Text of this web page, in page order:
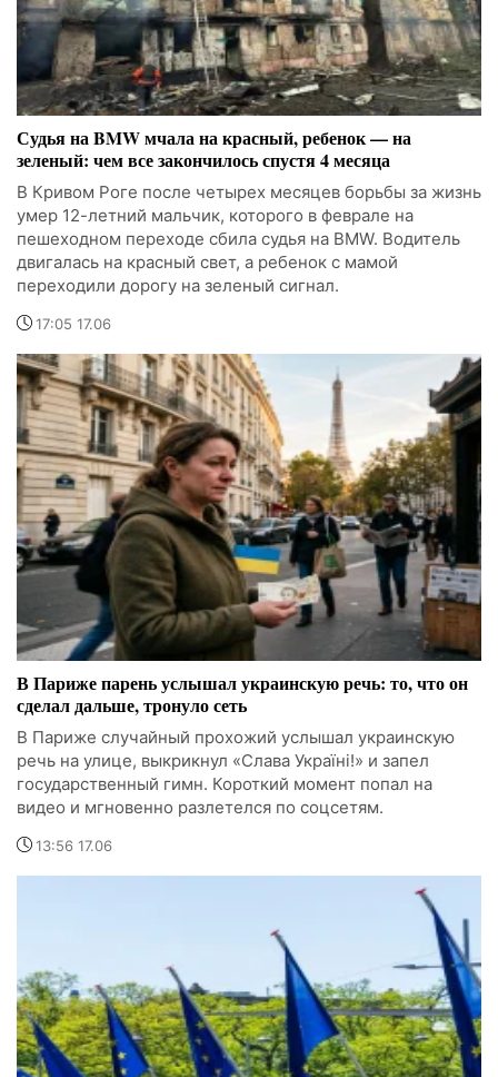
Судья на BMW мчала на красный, ребенок — на
зеленый: чем все закончилось спустя 4 месяца
В Кривом Роге после четырех месяцев борьбы за жизнь
умер 12-летний мальчик, которого в феврале на
пешеходном переходе сбила судья на BMW. Водитель
двигалась на красный свет, а ребенок с мамой
переходили дорогу на зеленый сигнал.
17:05 17.06
В Париже парень услышал украинскую речь: то, что он
сделал дальше, тронуло сеть
В Париже случайный прохожий услышал украинскую
речь на улице, выкрикнул «Слава Україні!» и запел
государственный гимн. Короткий момент попал на
видео и мгновенно разлетелся по соцсетям.
13:56 17.06